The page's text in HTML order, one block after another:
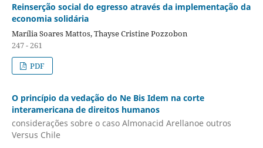
Reinserção social do egresso através da implementação da
economia solidária
Marília Soares Mattos, Thayse Cristine Pozzobon
247 - 261
PDF
O princípio da vedação do Ne Bis Idem na corte
interamericana de direitos humanos
considerações sobre o caso Almonacid Arellanoe outros
Versus Chile